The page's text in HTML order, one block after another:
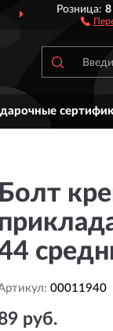
ДОСТАВИМ
Розница:8
00011940
руб.